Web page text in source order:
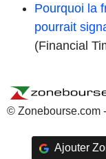
Pourquoi la
pourrait
(Financial
© Zonebourse.com
Ajouter